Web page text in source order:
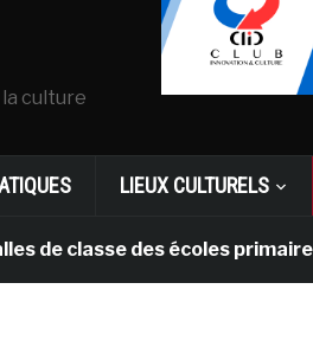
culture
LIEUX CULTURELS
classe des écoles primaires des